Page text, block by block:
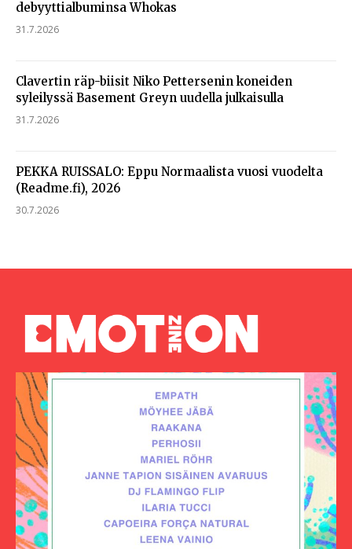
debyyttialbuminsa Whokas
31.7.2026
Clavertin räp-biisit Niko Pettersenin koneiden
syleilyssä Basement Greyn uudella julkaisulla
31.7.2026
PEKKA RUISSALO: Eppu Normaalista vuosi vuodelta
(Readme.fi), 2026
30.7.2026